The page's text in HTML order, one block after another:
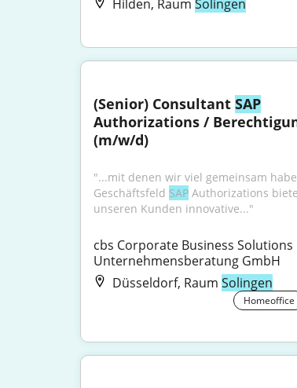
Hilden, Raum Solingen
(Senior) Consultant SAP
Authorizations /
(m/w/d)
"...mit denen wir viel gemeinsam
Geschäftsfeld SAP Authorizations
unseren Kunden innovative..."
cbs Corporate Business Solutions
Unternehmensberatung GmbH
Düsseldorf, Raum Solingen
Homeoffice